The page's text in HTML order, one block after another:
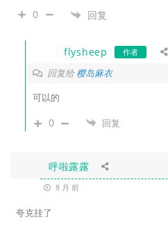
0 回复
flysheep 作者
回复给樱岛麻衣
可以的
0 回复
呼啦露露
8 月 前
夸克挂了